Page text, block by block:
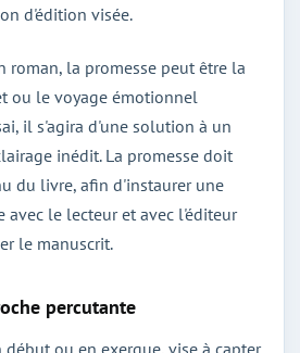
d'édition visée.
roman, la promesse peut être la
ou le voyage émotionnel
il s'agira d'une solution à un
inédit. La promesse doit
du livre, afin d'instaurer une
avec le lecteur et avec l'éditeur
le manuscrit.
percutante
début ou en exergue, vise à capter